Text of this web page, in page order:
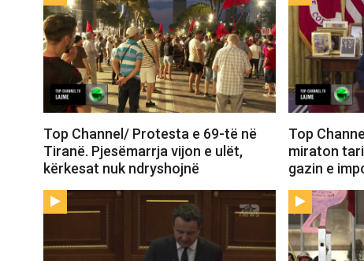
Top Channel/ Protesta e 69-të në
Tiranë. Pjesëmarrja vijon e ulët,
kërkesat nuk ndryshojnë
Top
miraton
gazin e